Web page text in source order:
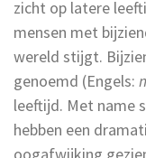
zicht op latere
mensen met
wereld stijgt.
genoemd (Engels:
leeftijd. Met name
hebben een
oogafwijking